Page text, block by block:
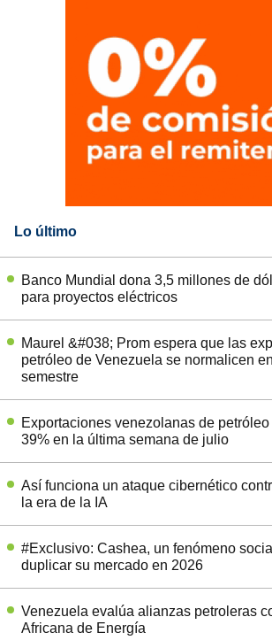
Lo último
Banco Mundial dona 3,5 millones de
para proyectos eléctricos
Maurel &#038; Prom espera que las
petróleo de Venezuela se normalicen
semestre
Exportaciones venezolanas de
39% en la última semana de julio
Así funciona un ataque cibernético
la era de la IA
#Exclusivo: Cashea, un fenómeno
duplicar su mercado en 2026
Venezuela evalúa alianzas petroleras
Africana de Energía